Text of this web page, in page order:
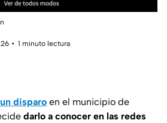
1 minuto lectura
disparo en el municipio de
darlo a conocer en las redes